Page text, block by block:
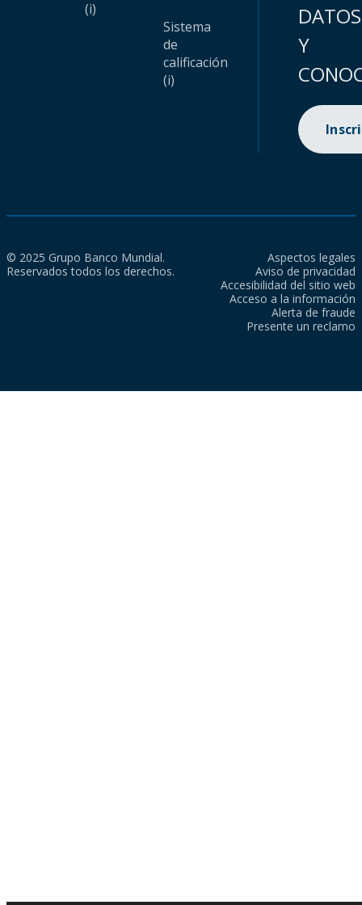
(i)
Sistema
de
calificación
(i)
DATOS
Y
© 2025 Grupo Banco Mundial.
Reservados todos los derechos.
Aspectos legales
Aviso de privacidad
Accesibilidad del sitio web
Acceso a la información
Alerta de fraude
Presente un reclamo